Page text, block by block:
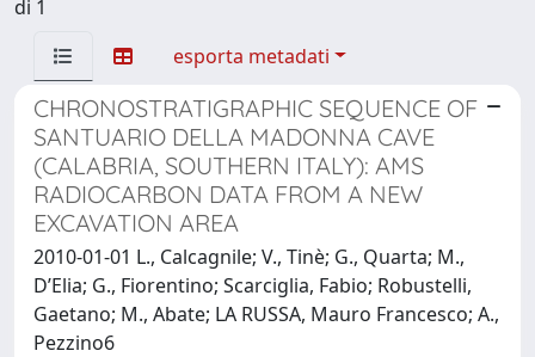
di 1
esporta metadati
CHRONOSTRATIGRAPHIC SEQUENCE OF
SANTUARIO DELLA MADONNA CAVE
(CALABRIA, SOUTHERN ITALY): AMS
RADIOCARBON DATA FROM A NEW
EXCAVATION AREA
2010-01-01 L., Calcagnile; V., Tinè; G., Quarta; M.,
D’Elia; G., Fiorentino; Scarciglia, Fabio; Robustelli,
Gaetano; M., Abate; LA RUSSA, Mauro Francesco; A.,
Pezzino6